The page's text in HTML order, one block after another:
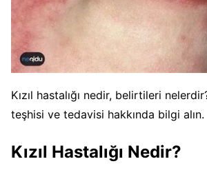
Kızıl hastalığı nedir, belirtileri nelerdir?
teşhisi ve tedavisi hakkında bilgi alın.
Kızıl Hastalığı Nedir?